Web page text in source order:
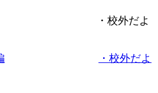
校外だよ
・校外だよ